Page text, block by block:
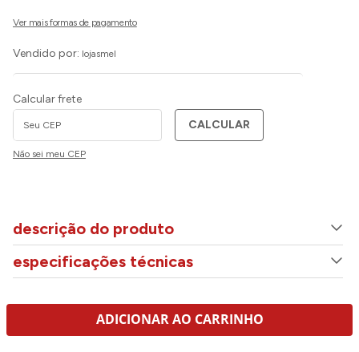
Vendido por: lojasmel
Calcular frete
CALCULAR
Não sei meu CEP
descrição do produto
especificações técnicas
ADICIONAR AO CARRINHO